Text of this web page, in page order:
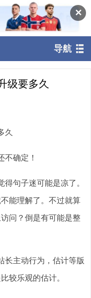
✕
导航
级要多久
久
不确定！
句子迷可能是凉了。
能理解了。不过就算
问？倒是有可能是整
长主动行为，估计等版
较乐观的估计。